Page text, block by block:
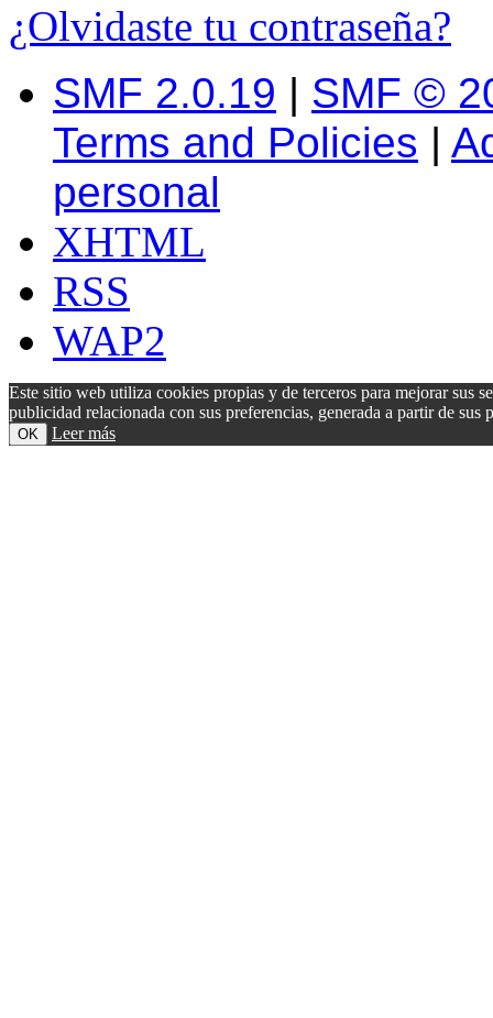
¿Olvidaste tu contraseña?
SMF 2.0.19 | SMF ©
Terms and Policies |
personal
XHTML
RSS
WAP2
Este sitio web utiliza cookies propias y de terceros para mejorar sus
publicidad relacionada con sus preferencias, generada a partir de
OK Leer más